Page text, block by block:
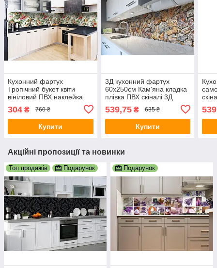
Кухонний фартух
Тропічний букет квіти
вініловий ПВХ наклейка
зелений 600х3000 мм
304 ₴ 760 ₴
Купити
3Д кухонний фартух
60х250см Кам'яна кладка
плівка ПВХ скіналі 3Д
Коричневий
539,75₴ 635 ₴
Купити
Акційні пропозиції та новинки
Топ продажів Подарунок Подарунок